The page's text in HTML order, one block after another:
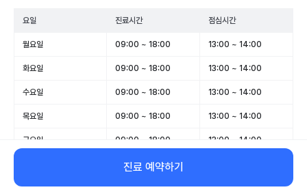
요일 진료시간 점심시간
월요일 09:00 ~ 18:00 13:00 ~ 14:00
화요일 09:00 ~ 18:00 13:00 ~ 14:00
수요일 09:00 ~ 18:00 13:00 ~ 14:00
목요일 09:00 ~ 18:00 13:00 ~ 14:00
금요일 09:00 ~ 18:00 13:00 ~ 14:00
09:00 ~ 13:00
일요일 휴무 -
진료 예약하기